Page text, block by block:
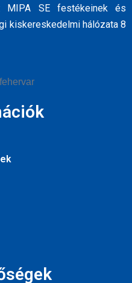
SE festékeinek és
kiskereskedelmi hálózata 8